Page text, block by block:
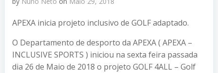
APEXA inicia projeto inclusivo de GOLF adaptado.
O Departamento de desporto da APEXA ( APEXA –
INCLUSIVE SPORTS ) iniciou na sexta feira passada
dia 26 de Maio de 2018 o projeto GOLF 4ALL – Golf